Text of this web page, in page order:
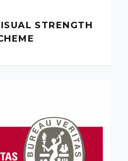
STRENGTH